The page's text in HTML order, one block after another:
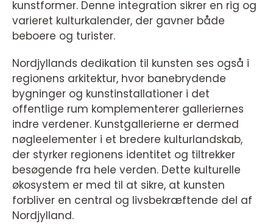
kunstformer. Denne integration sikrer en rig og
varieret kulturkalender, der gavner både
beboere og turister.
Nordjyllands dedikation til kunsten ses også i
regionens arkitektur, hvor banebrydende
bygninger og kunstinstallationer i det
offentlige rum komplementerer galleriernes
indre verdener. Kunstgallerierne er dermed
nøgleelementer i et bredere kulturlandskab,
der styrker regionens identitet og tiltrekker
besøgende fra hele verden. Dette kulturelle
økosystem er med til at sikre, at kunsten
forbliver en central og livsbekræftende del af
Nordjylland.